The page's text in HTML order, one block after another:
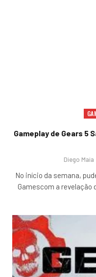
Gameplay de Gears 5
Diego Maia
No início da semana,
Gamescom a revelação